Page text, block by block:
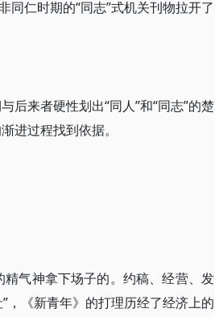
同仁时期的“同志”式机关刊物拉开了
后来者硬性划出“同人”和“同志”的楚
进过程找到依据。
气神拿下场子的。约稿、经营、发
，《新青年》的打理历经了经济上的